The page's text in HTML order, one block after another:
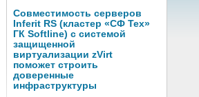
Совместимость серверов
Inferit RS (кластер «СФ Тех»
ГК Softline) с системой
защищенной
виртуализации zVirt
поможет строить
доверенные
инфраструктуры